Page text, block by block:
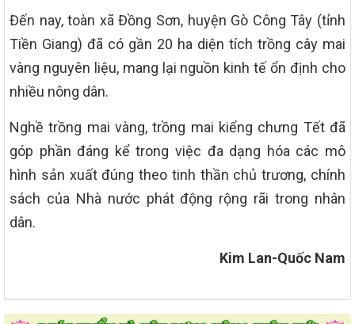
Đến nay, toàn xã Đồng Sơn, huyện Gò Công Tây (tỉnh
Tiền Giang) đã có gần 20 ha diện tích trồng cây mai
vàng nguyên liệu, mang lại nguồn kinh tế ổn định cho
nhiều nông dân.
Nghề trồng mai vàng, trồng mai kiểng chưng Tết đã
góp phần đáng kể trong việc đa dạng hóa các mô
hình sản xuất đúng theo tinh thần chủ trương, chính
sách của Nhà nước phát động rộng rãi trong nhân
dân.
Kim Lan-Quốc Nam